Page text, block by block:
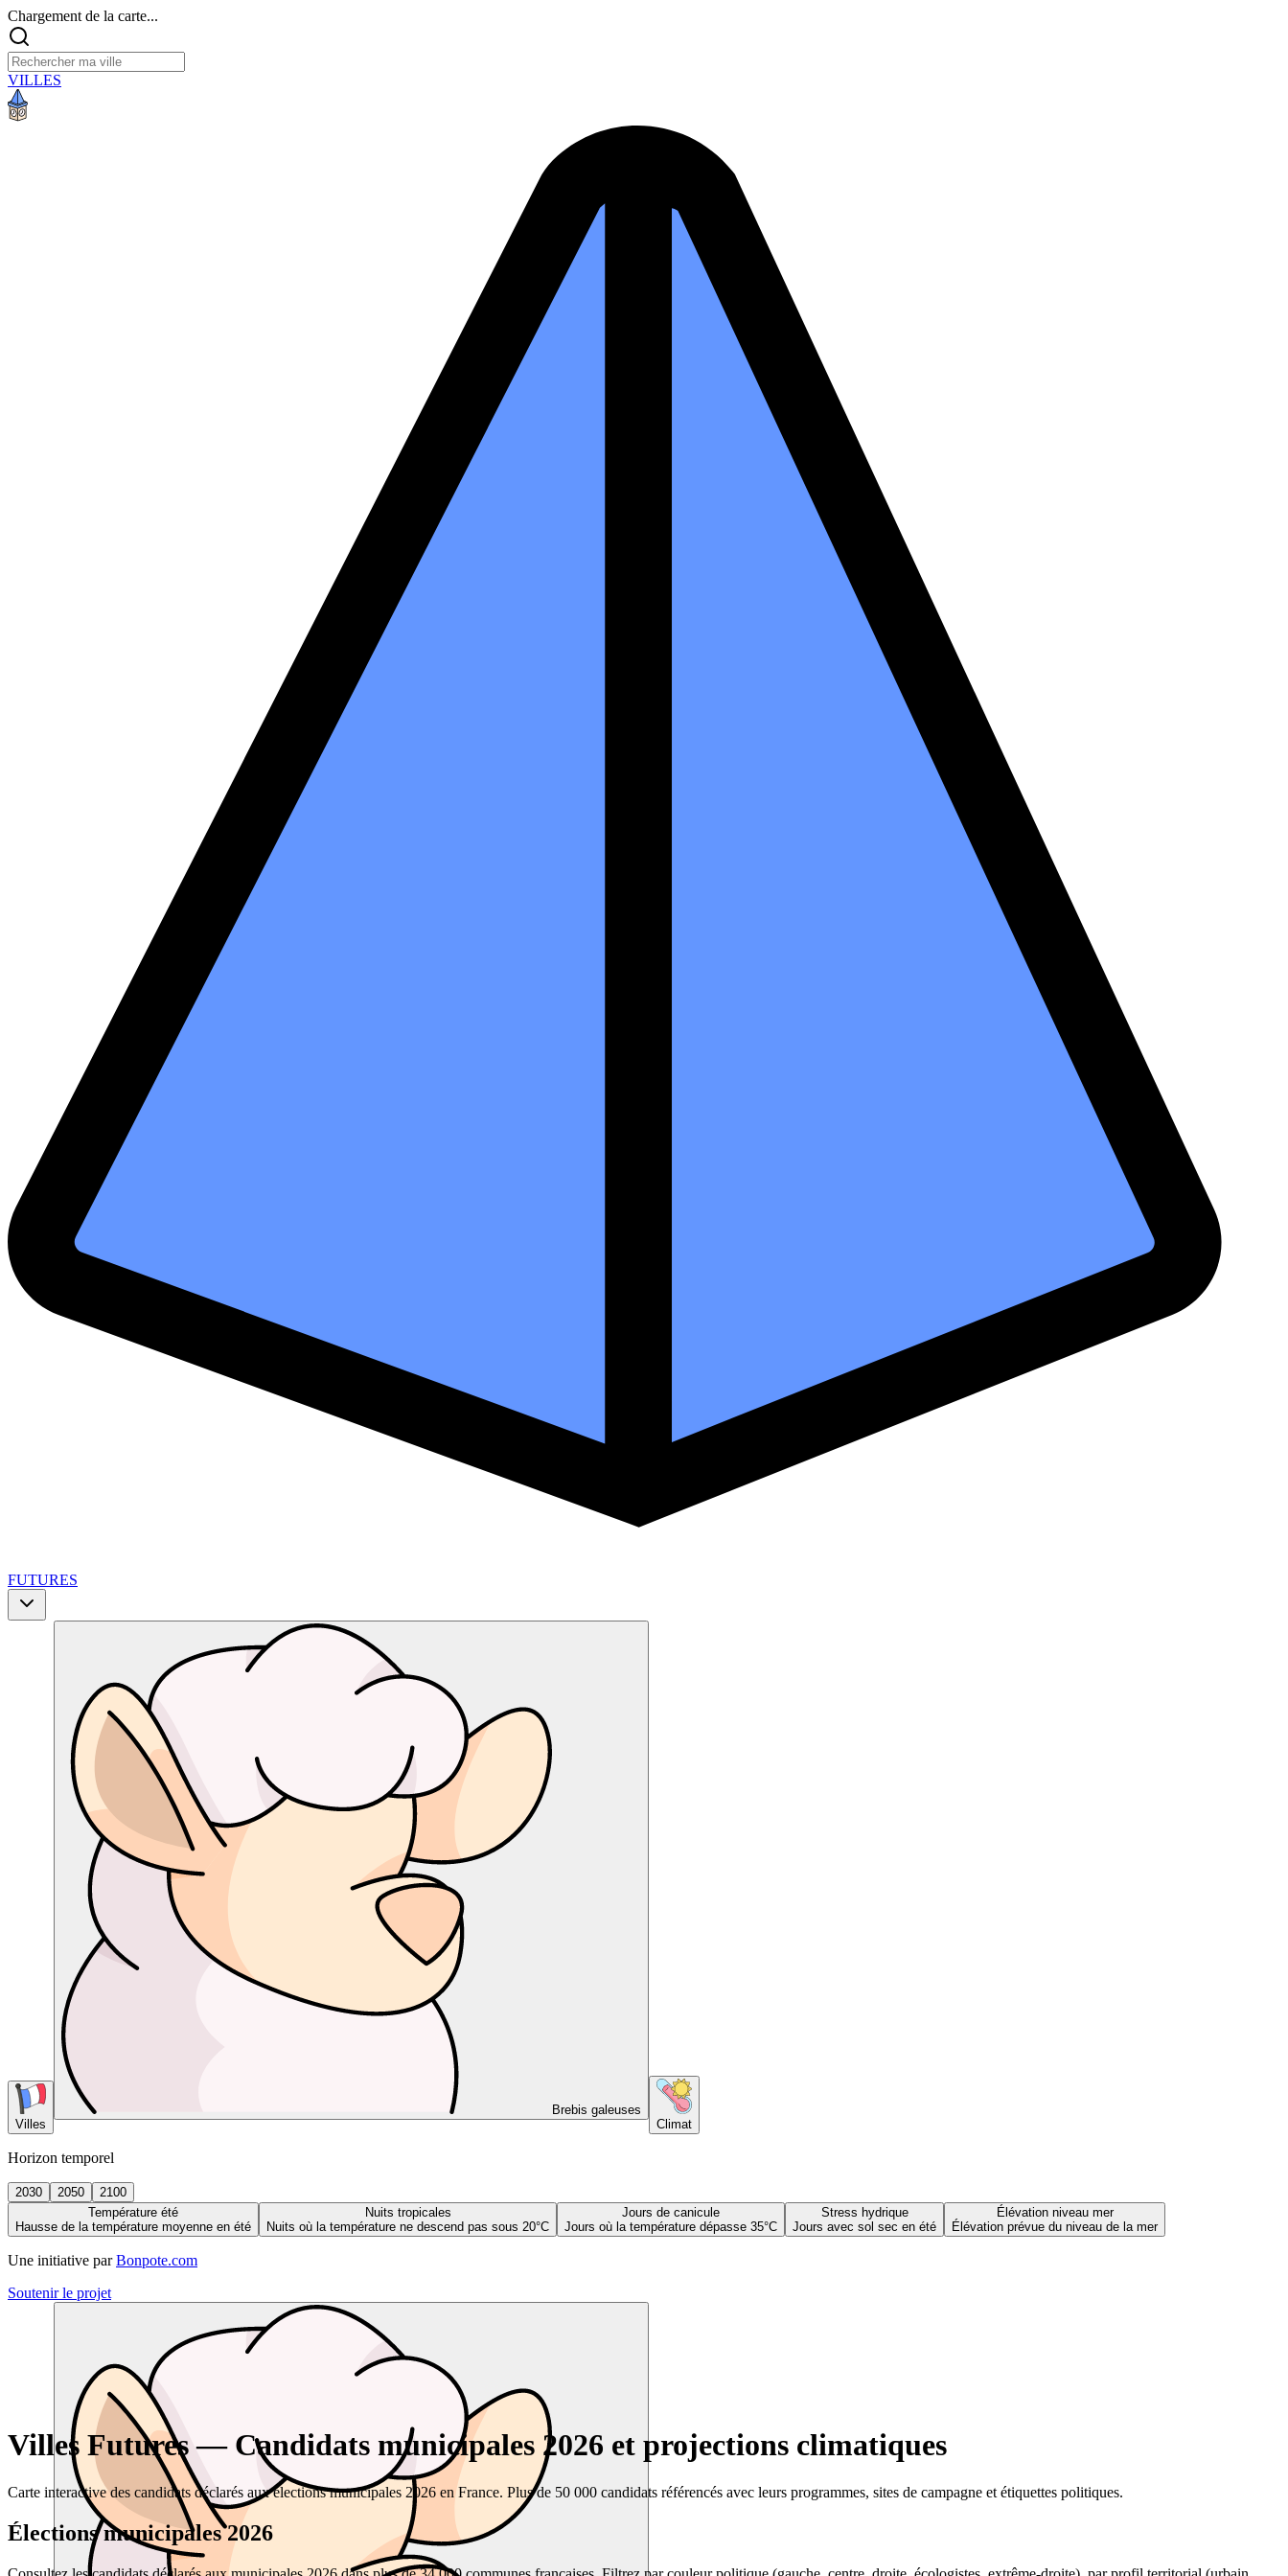
Chargement de la carte...
VILLES
FUTURES
Villes
Brebis galeuses
Climat
Horizon temporel
2030 2050
2100
Température été
Hausse de la température moyenne en été
Nuits tropicales
Nuits où la température ne descend pas sous 20°C
Jours de canicule
Jours où la température dépasse 35°C
Stress hydrique
Jours avec sol sec en été
Élévation niveau mer
Élévation prévue du niveau de la mer
Une initiative par Bonpote.com
Soutenir le projet
Villes Futures — Candidats municipales 2026 et projections climatiques
Carte interactive des candidats déclarés aux élections municipales 2026 en France. Plus de 50 000 candidats référencés avec leurs programmes, sites de campagne et étiquettes politiques.
Élections municipales 2026